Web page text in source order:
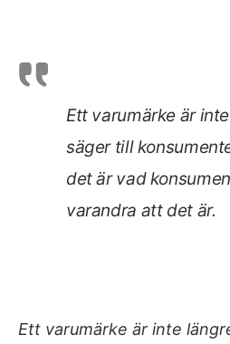
Ett varumärke är
säger till
det är vad
varandra att det är.
Ett varumärke är inte